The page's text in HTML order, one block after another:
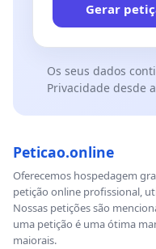
Gerar
Os seus dados
Privacidade desde
Peticao.online
Oferecemos hospedagem
petição online profissional,
Nossas petições são
uma petição é uma ótima
maiorais.